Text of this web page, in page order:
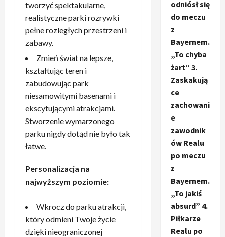
tworzyć spektakularne,
realistyczne parki rozrywki
pełne rozległych przestrzeni i
zabawy.
Zmień świat na lepsze,
kształtując teren i
zabudowując park
niesamowitymi basenami i
ekscytującymi atrakcjami.
Stworzenie wymarzonego
parku nigdy dotąd nie było tak
łatwe.
Personalizacja na
najwyższym poziomie:
Wkrocz do parku atrakcji,
który odmieni Twoje życie
dzięki nieograniczonej
odniósł się
do meczu
z
Bayernem.
„To chyba
żart” 3.
Zaskakują
ce
zachowani
e
zawodnik
ów Realu
po meczu
z
Bayernem.
„To jakiś
absurd” 4.
Piłkarze
Realu po